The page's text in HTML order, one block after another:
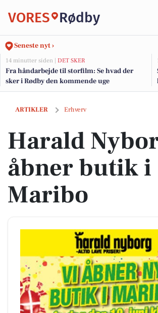
VORES Rødby
Seneste nyt ›
14 minutter siden | DET SKER
Fra håndarbejde til storfilm: Se hvad der
sker i Rødby den kommende uge
ARTIKLER Erhverv
Harald Nyborg åbner butik i Maribo
Harald
åbner butik i
Maribo